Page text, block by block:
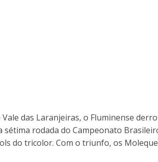
das Laranjeiras, o Fluminense
rodada do Campeonato
do tricolor. Com o triunfo, os